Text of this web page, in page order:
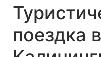
поездка в